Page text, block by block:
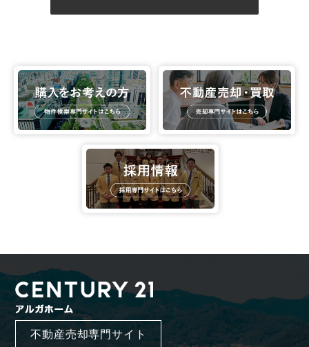
不動産売却専門サイト